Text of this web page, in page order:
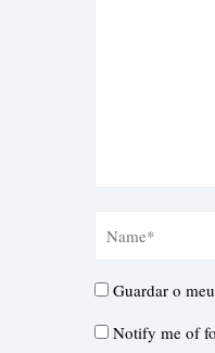
Guardar o
Notify me of